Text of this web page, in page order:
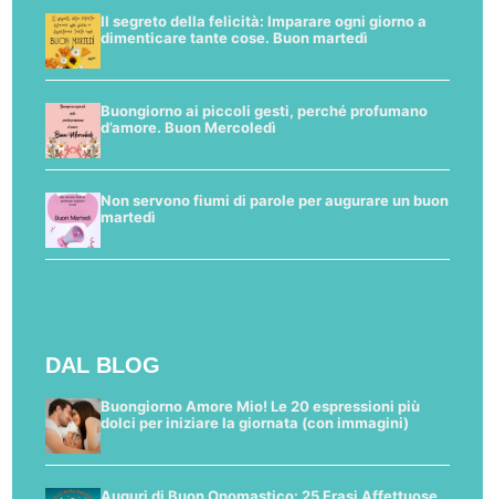
Il segreto della felicità: Imparare ogni giorno a
dimenticare tante cose. Buon martedì
Buongiorno ai piccoli gesti, perché profumano
d’amore. Buon Mercoledì
Non servono fiumi di parole per augurare un buon
martedì
DAL BLOG
Buongiorno Amore Mio! Le 20 espressioni più
dolci per iniziare la giornata (con immagini)